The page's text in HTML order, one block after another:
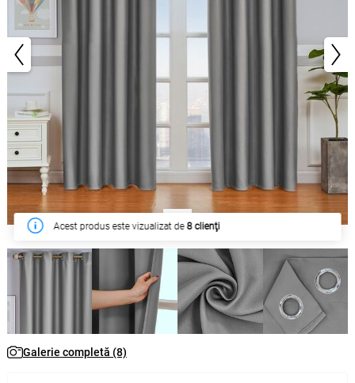
În săptămâna acesta a fost cumpărat de
Galerie completă (8)